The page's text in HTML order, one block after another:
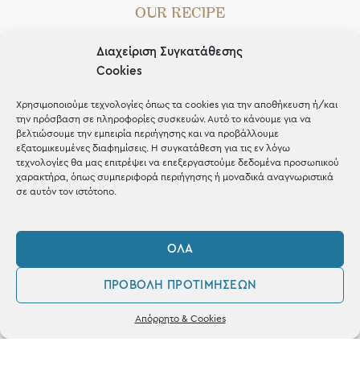
Διαχείριση Συγκατάθεσης
Cookies
Χρησιμοποιούμε τεχνολογίες όπως τα cookies για την αποθήκευση ή/και
την πρόσβαση σε πληροφορίες συσκευών. Αυτό το κάνουμε για να
βελτιώσουμε την εμπειρία περιήγησης και να προβάλλουμε
εξατομικευμένες διαφημίσεις. Η συγκατάθεση για τις εν λόγω
τεχνολογίες θα μας επιτρέψει να επεξεργαστούμε δεδομένα προσωπικού
χαρακτήρα, όπως συμπεριφορά περιήγησης ή μοναδικά αναγνωριστικά
σε αυτόν τον ιστότοπο.
ΌΛΑ
ΠΡΟΒΟΛΉ ΠΡΟΤΙΜΉΣΕΩΝ
Απόρρητο & Cookies
OUR RECIPE
Gifts
Blog
Shop the look
ΚΑΤΑΣΤΗΜΑ
Σταθά 17, 38221 Βόλος
Δευ / Τετ / Σαβ: 09:00 - 15:00
0